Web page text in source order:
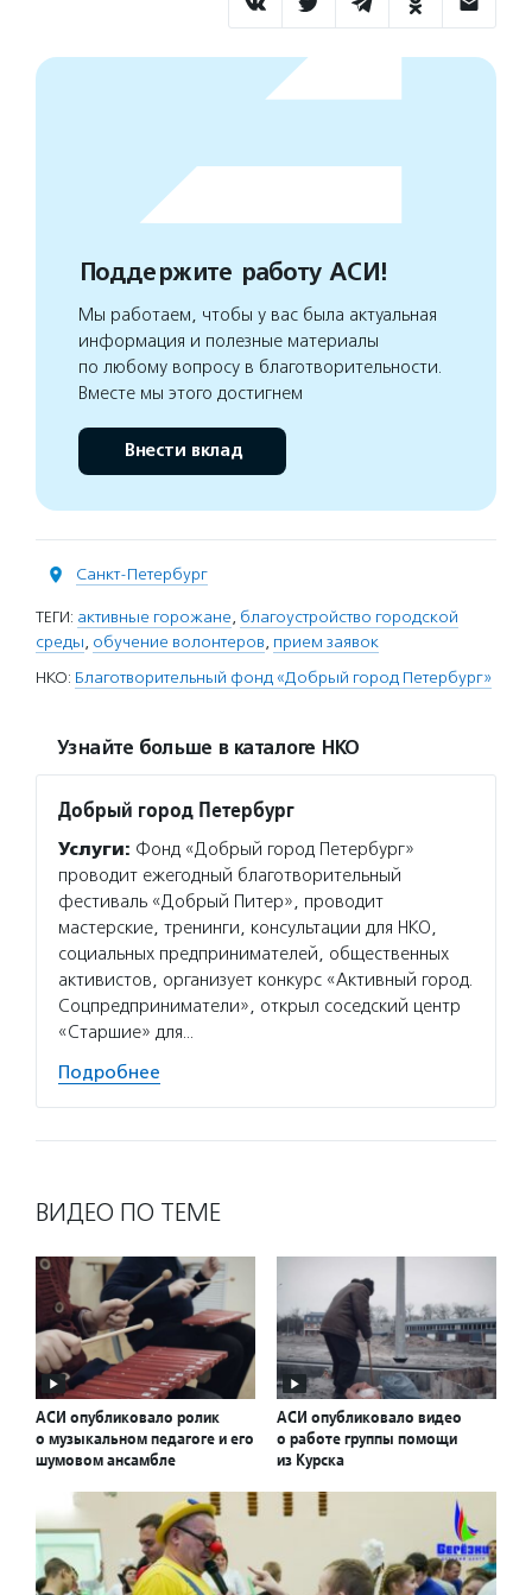
Поддержите работу АСИ!
Мы работаем, чтобы у вас была актуальная
информация и полезные материалы
по любому вопросу в благотворительности.
Вместе мы этого достигнем
Внести вклад
Санкт-Петербург
ТЕГИ: активные горожане, благоустройство городской
среды, обучение волонтеров, прием заявок
НКО: Благотворительный фонд «Добрый город Петербург»
Узнайте больше в каталоге НКО
Добрый город Петербург
Услуги: Фонд «Добрый город Петербург»
проводит ежегодный благотворительный
фестиваль «Добрый Питер», проводит
мастерские, тренинги, консультации для НКО,
социальных предпринимателей, общественных
активистов, организует конкурс «Активный город.
Соцпредприниматели», открыл соседский центр
«Старшие» для…
Подробнее
ВИДЕО ПО ТЕМЕ
АСИ опубликовало ролик
о музыкальном педагоге и его
шумовом ансамбле
АСИ опубликовало видео
о работе группы помощи
из Курска